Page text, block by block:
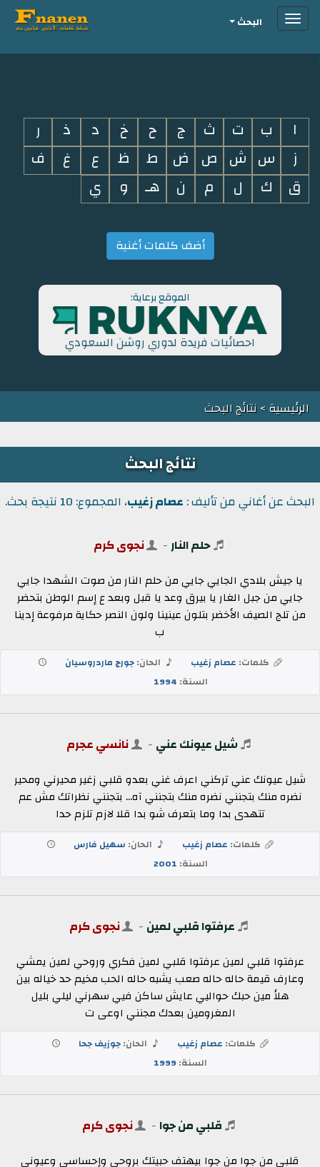
i
Toggleالبحث
ا ب ت ث ج ح خ د ذ
ر
ز
س ش ص ض ط ظ ع غ
ف
ق
ك ل م ن هـ و ي
أضف كلمات أغنية
الموقع برعاية:
احصائيات فريدة لدوري روشن السعودي
الرئيسية> نتائج البحث
نتائج البحث
البحث عن أغاني من تأليف : عصام زغيب، المجموع: 10 نتيجة بحث.
حلم النار- نجوى كرم
يا جيش بلادي الجايي جايي من حلم النار من صوت الشهدا جايي
جايي من جبل الغار يا بيرق وعد يا قبل وبعد ع إسم الوطن بتحضر
من تلج الصيف الأخضر بتلون عينينا ولون النصر حكاية مرفوعة إدينا
ب
كلمات: عصام زغيب الحان:جورج ماردروسيان
السنة: 1994
شيل عيونك عني - نانسي عجرم
شيل عيونك عني تركني اعرف غني بعدو قلبي زغير محيرني ومحير
نضره منك بتجنني نضره منك بتجنني آه... بتجنني نظراتك مش عم
تتهدى بدا وما بتعرف شو بدا قلا لازم تلزم حدا
كلمات: عصام زغيب الحان: سهيل فارس
السنة: 2001
عرفتوا قلبي لمين - نجوى كرم
عرفتوا قلبي لمين عرفتوا قلبي لمين فكري وروحي لمين يمشي
وعارف قيمة حاله حاله صعب يشبه حاله الحب مخيم حد خياله بين
هلأ مين حبك حواليي عايش ساكن فيي سهرني ليلي بليل
المغرومين بعدك مجنني اوعى ت
كلمات: عصام زغيب الحان:جوزيف جحا
السنة:1999
قلبي من جوا - نجوى كرم
قلبي من جوا من جوا بيهتف حبيتك بروحي وإحساسي وعيوني